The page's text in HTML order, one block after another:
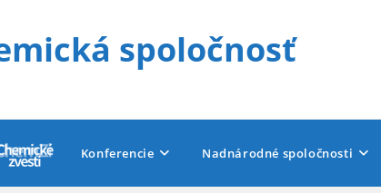
spoločnosť
Konferencie Nadnárodné spoločnosti